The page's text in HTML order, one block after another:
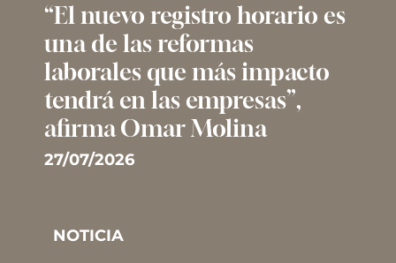
“El nuevo registro horario es
una de las reformas
laborales que más impacto
tendrá en las empresas”,
afirma Omar Molina
27/07/2026
NOTICIA